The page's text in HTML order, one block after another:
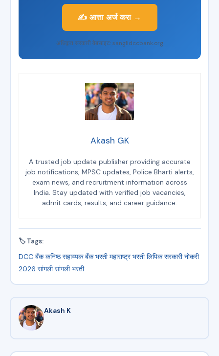
✍️ आत्ता अर्ज करा →
अधिकृत सरकारी वेबसाइट: sanglidccbank.org
Akash GK
A trusted job update publisher providing accurate
job notifications, MPSC updates, Police Bharti alerts,
exam news, and recruitment information across
India. Stay updated with verified job vacancies,
admit cards, results, and career guidance.
🏷 Tags:
DCC बँक कनिष्ठ सहाय्यक बँक भरती महाराष्ट्र भरती लिपिक सरकारी नोकरी
2026 सांगली सांगली भरती
Akash K